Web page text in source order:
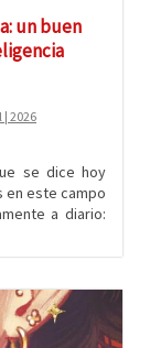
un buen
| 2026
se dice hoy
en este campo
a diario: